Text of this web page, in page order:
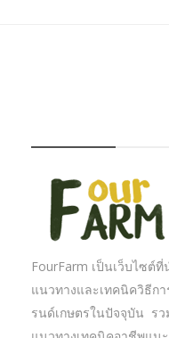
FourFarm เป็นเว็บไซต์
แนวทางและเทคนิควิธีก
รนด์เกษตรในปัจจุบัน รว